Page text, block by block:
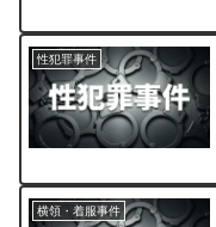
性犯罪事件
横領・着服事件